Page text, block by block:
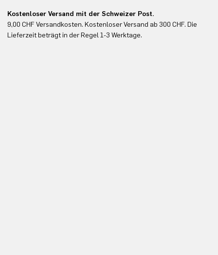
Kostenloser Versand mit der Schweizer Post.
9,00 CHF Versandkosten. Kostenloser Versand ab 300 CHF. Die
Lieferzeit beträgt in der Regel 1-3 Werktage.